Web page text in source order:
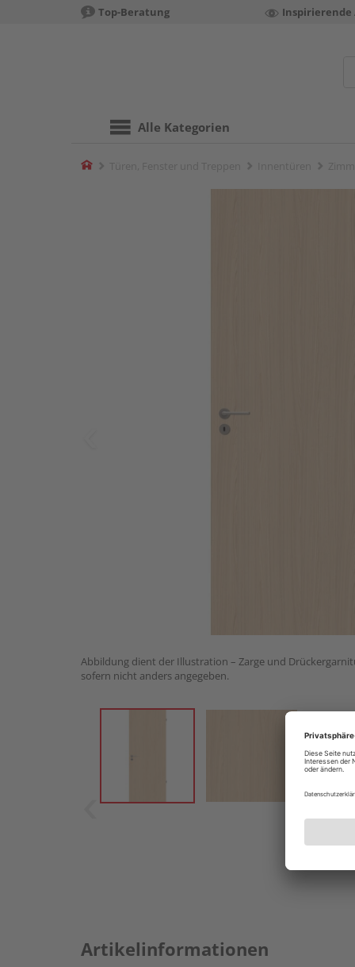
Top-Beratung Inspirierende
Alle Kategorien
Home
Abbildung dient der Illustration – Zarge und
sofern nicht anders angegeben.
Artikelinformationen